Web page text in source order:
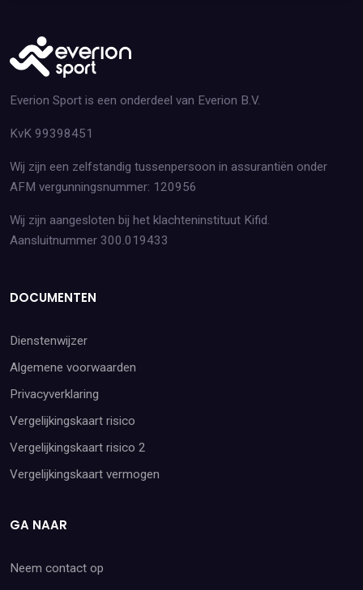
Everion Sport is een onderdeel van Everion B.V.
KvK 99398451
Wij zijn een zelfstandig tussenpersoon in assurantiën onder
AFM vergunningsnummer: 120956
Wij zijn aangesloten bij het klachteninstituut Kifid.
Aansluitnummer 300.019433
DOCUMENTEN
Dienstenwijzer
Algemene voorwaarden
Privacyverklaring
Vergelijkingskaart risico
Vergelijkingskaart risico 2
Vergelijkingskaart vermogen
GA NAAR
Neem contact op